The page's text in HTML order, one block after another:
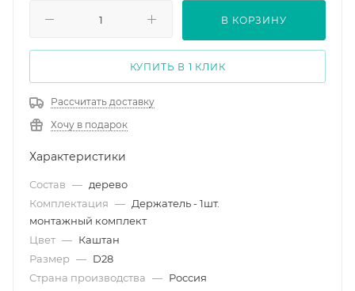
В КОРЗИНУ
КУПИТЬ В 1 КЛИК
Рассчитать доставку
Хочу в подарок
Характеристики
Состав — дерево
Комплектация — Держатель - 1шт.
монтажный комплект
Цвет — Каштан
Размер — D28
Страна производства — Россия